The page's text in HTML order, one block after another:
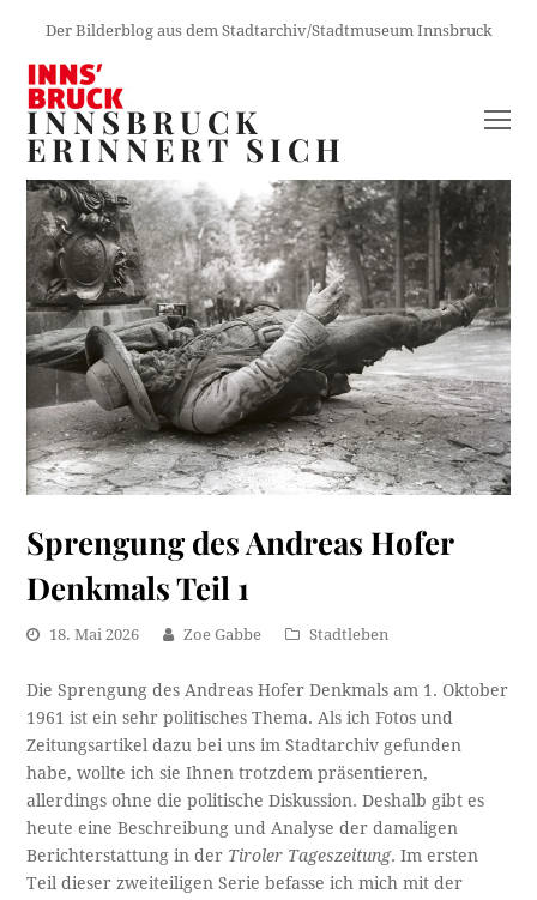
Der Bilderblog aus dem Stadtarchiv/Stadtmuseum Innsbruck
INNSBRUCK
ERINNERT SICH
Sprengung des Andreas Hofer
Denkmals Teil 1
18. Mai 2026 Zoe Gabbe Stadtleben
Die Sprengung des Andreas Hofer Denkmals am 1. Oktober
1961 ist ein sehr politisches Thema. Als ich Fotos und
Zeitungsartikel dazu bei uns im Stadtarchiv gefunden
habe, wollte ich sie Ihnen trotzdem präsentieren,
allerdings ohne die politische Diskussion. Deshalb gibt es
heute eine Beschreibung und Analyse der damaligen
Berichterstattung in der Tiroler Tageszeitung. Im ersten
Teil dieser zweiteiligen Serie befasse ich mich mit der